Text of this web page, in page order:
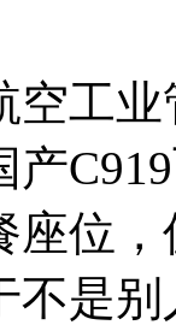
工业
产
座位
不是